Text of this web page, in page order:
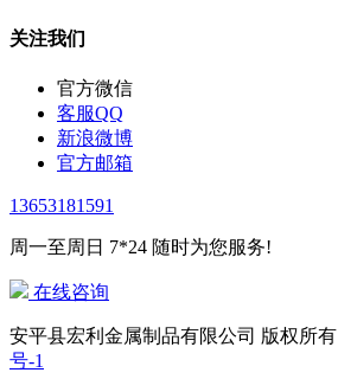
关注我们
官方微信
客服QQ
新浪微博
官方邮箱
13653181591
周一至周日 7*24 随时为您服务!
在线咨询
安平县宏利金属制品有限公司 版权所有
号-1